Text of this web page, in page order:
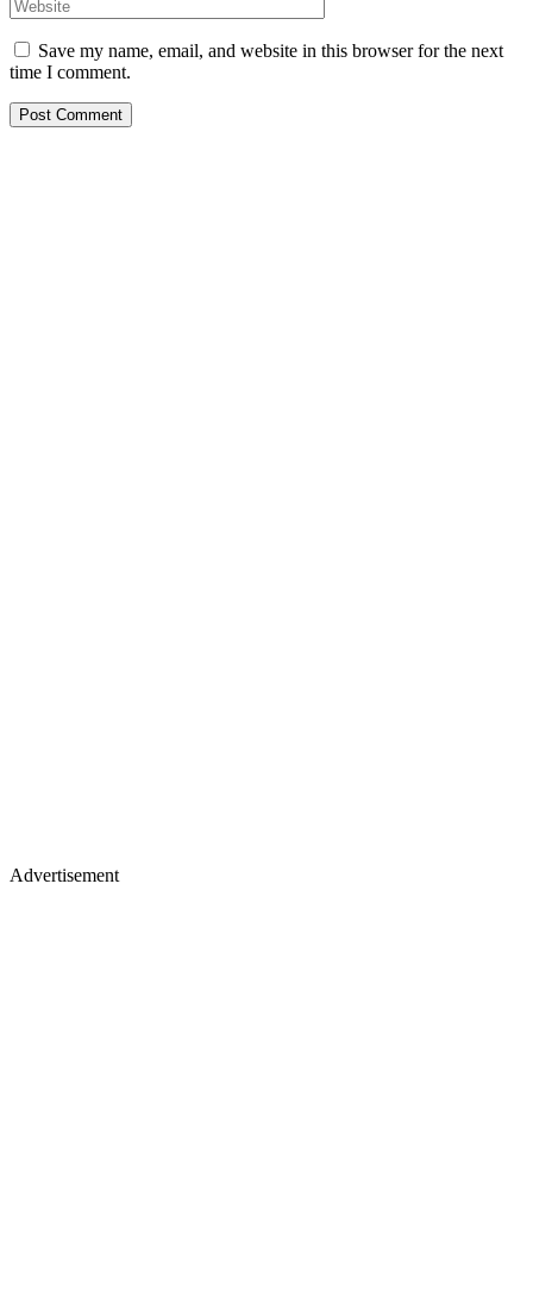
Save my name, email, and website in this browser for the next
time I comment.
Advertisement